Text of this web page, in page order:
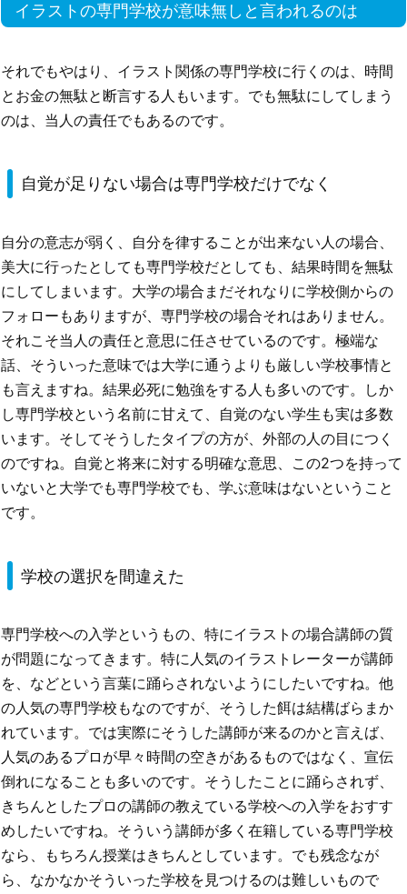
イラストの専門学校が意味無しと言われるのは
それでもやはり、イラスト関係の専門学校に行くのは、時間
とお金の無駄と断言する人もいます。でも無駄にしてしまう
のは、当人の責任でもあるのです。
自覚が足りない場合は専門学校だけでなく
自分の意志が弱く、自分を律することが出来ない人の場合、
美大に行ったとしても専門学校だとしても、結果時間を無駄
にしてしまいます。大学の場合まだそれなりに学校側からの
フォローもありますが、専門学校の場合それはありません。
それこそ当人の責任と意思に任させているのです。極端な
話、そういった意味では大学に通うよりも厳しい学校事情と
も言えますね。結果必死に勉強をする人も多いのです。しか
し専門学校という名前に甘えて、自覚のない学生も実は多数
います。そしてそうしたタイプの方が、外部の人の目につく
のですね。自覚と将来に対する明確な意思、この2つを持って
いないと大学でも専門学校でも、学ぶ意味はないということ
です。
学校の選択を間違えた
専門学校への入学というもの、特にイラストの場合講師の質
が問題になってきます。特に人気のイラストレーターが講師
を、などという言葉に踊らされないようにしたいですね。他
の人気の専門学校もなのですが、そうした餌は結構ばらまか
れています。では実際にそうした講師が来るのかと言えば、
人気のあるプロが早々時間の空きがあるものではなく、宣伝
倒れになることも多いのです。そうしたことに踊らされず、
きちんとしたプロの講師の教えている学校への入学をおすす
めしたいですね。そういう講師が多く在籍している専門学校
なら、もちろん授業はきちんとしています。でも残念なが
ら、なかなかそういった学校を見つけるのは難しいもので